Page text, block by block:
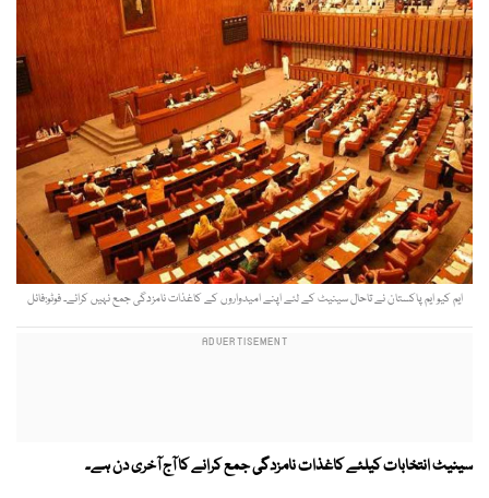
ایم کیو ایم پاکستان نے تاحال سینیٹ کے لئے اپنے امیدواروں کے کاغذات نامزدگی جمع نہیں کرائے۔ فوٹو:فائل
سینیٹ انتخابات کیلئے کاغذات نامزدگی جمع کرانے کا آج آخری دن ہے۔